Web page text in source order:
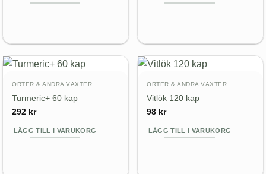
ÖRTER & ANDRA VÄXTER
Turmeric+ 60 kap
292 kr
LÄGG TILL I VARUKORG
ÖRTER & ANDRA VÄXTER
Vitlök 120 kap
98 kr
LÄGG TILL I VARUKORG